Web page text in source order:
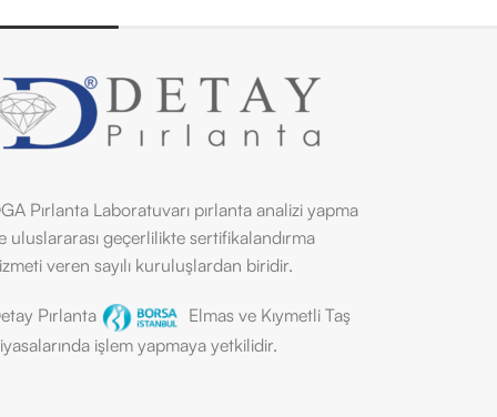
Pırlanta Laboratuvarı pırlanta analizi yapma
uluslararası geçerlilikte sertifikalandırma
veren sayılı kuruluşlardan biridir.
Pırlanta
Elmas ve Kıymetli Taş
işlem yapmaya yetkilidir.